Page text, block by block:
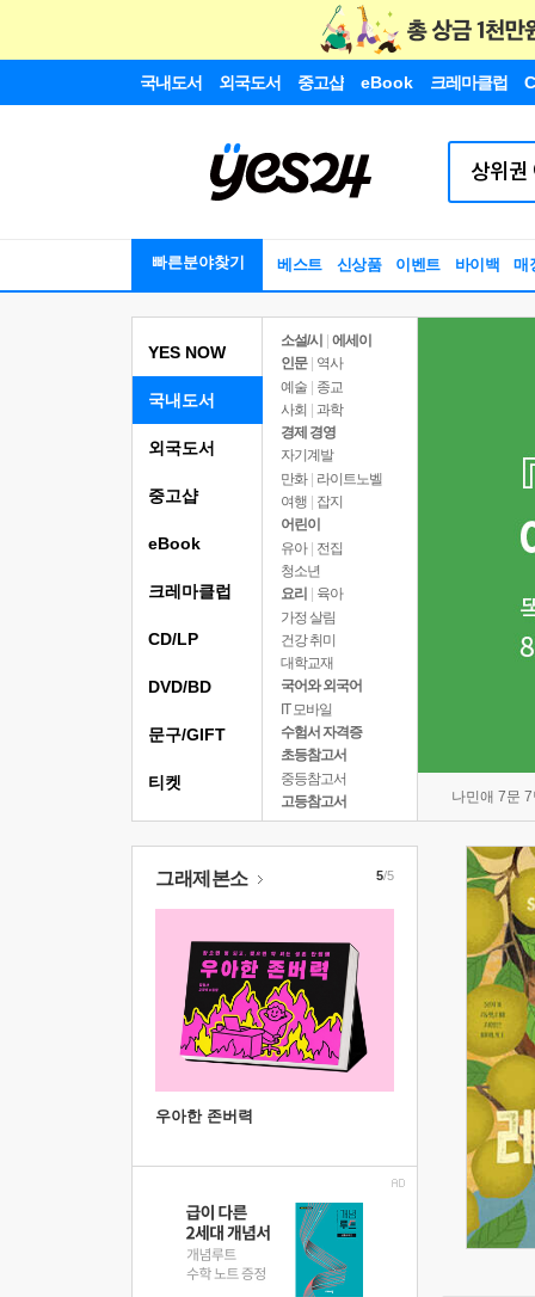
국내도서 외국도서 중고샵 eBook 크레마클럽
빠른분야찾기 베스트 신상품 이벤트 바이백 매
YES NOW
국내도서
소설/시
에세이
인문
역사
예술 | 종교
사회 | 과학
경제 경영
자기계발
만화 | 라이트노벨
여행
잡지
어린이
유아 | 전집
청소년
요리
육아
가정 살림
건강 취미
대학교재
국어와 외국어
IT 모바일
수험서 자격증
초등참고서
중등참고서
고등참고서
나민애 7문
외국도서
중고샵
eBook
크레마클럽
CD/LP
DVD/BD
문구/GIFT
티켓
그래제본소
우아한 존버력
5/5